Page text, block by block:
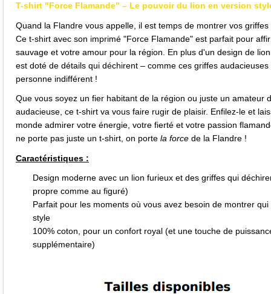
T-shirt "Force Flamande" – Le pouvoir du lion en version
Quand la Flandre vous appelle, il est temps de montrer vos
Ce t-shirt avec son imprimé "Force Flamande" est parfait pour
sauvage et votre amour pour la région. En plus d'un design de
est doté de détails qui déchirent – comme ces griffes
personne indifférent !
Que vous soyez un fier habitant de la région ou juste un amateur
audacieuse, ce t-shirt va vous faire rugir de plaisir. Enfilez-le et
monde admirer votre énergie, votre fierté et votre passion
ne porte pas juste un t-shirt, on porte la force de la Flandre !
Caractéristiques :
Design moderne avec un lion furieux et des griffes qui
propre comme au figuré)
Parfait pour les moments où vous avez besoin de montrer
style
100% coton, pour un confort royal (et une touche de
supplémentaire)